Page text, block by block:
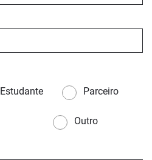
Estudante Parceiro
Outro